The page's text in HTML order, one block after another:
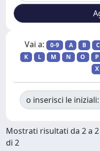
Vai a: 0-9 A B C
K
L M N O P
X
o inserisci le iniziali:
Mostrati risultati da 2 a 2
di 2